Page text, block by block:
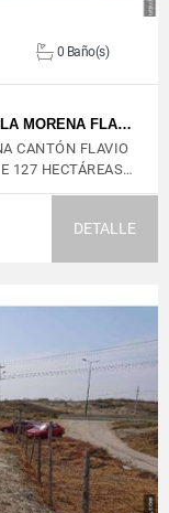
0 Baño(s)
LA MORENA FLA…
CANTÓN FLAVIO
127 HECTÁREAS…
DETALLE